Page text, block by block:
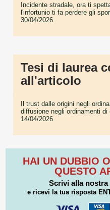
Incidente stradale, ora ti
l'infortunio ti fa perdere gli
30/04/2026
Tesi di laurea
all'articolo
Il trust dalle origini negli
diffusione negli ordinamenti
14/04/2026
HAI UN DUBBIO
QUESTO
Scrivi alla
e ricevi la tua risposta